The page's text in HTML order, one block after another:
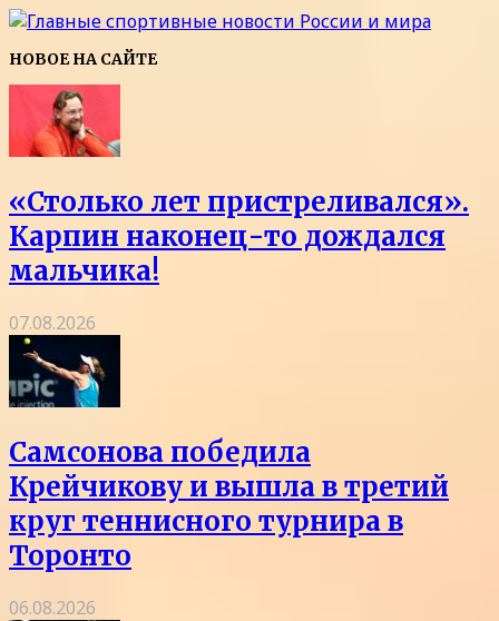
НОВОЕ НА САЙТЕ
«Столько лет пристреливался».
Карпин наконец-то дождался
мальчика!
07.08.2026
Самсонова победила
Крейчикову и вышла в третий
круг теннисного турнира в
Торонто
06.08.2026